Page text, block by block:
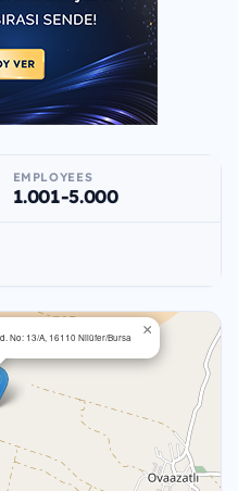
EMPLOYEES
1.001-5.000
No: 13/A, 16110 Nilüfer/Bursa ×